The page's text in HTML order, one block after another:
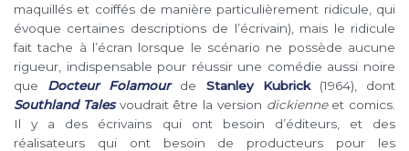
maquillés et coiffés de manière particulièrement ridicule, qui
évoque certaines descriptions de l’écrivain), mais le ridicule
fait tache à l’écran lorsque le scénario ne possède aucune
rigueur, indispensable pour réussir une comédie aussi noire
que
Docteur Folamour de Stanley Kubrick (1964), dont
Southland Talesvoudrait être la version dickienneet comics.
Il y a des écrivains qui ont besoin d’éditeurs, et des
réalisateurs qui ont besoin de producteurs pour les